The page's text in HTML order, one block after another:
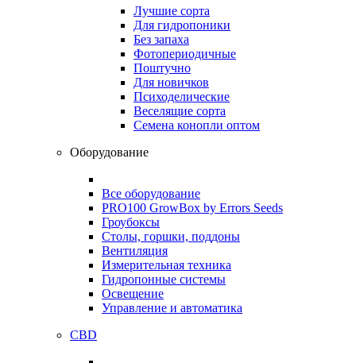
Лучшие сорта
Для гидропоники
Без запаха
Фотопериодичные
Поштучно
Для новичков
Психоделические
Веселящие сорта
Семена конопли оптом
Оборудование
Все оборудование
PRO100 GrowBox by Errors Seeds
Гроубоксы
Столы, горшки, поддоны
Вентиляция
Измерительная техника
Гидропонные системы
Освещение
Управление и автоматика
CBD